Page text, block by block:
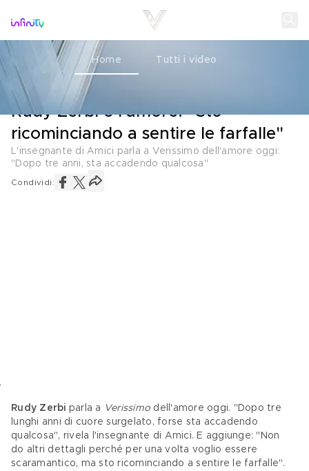
Home Tutti i video
L'INTERVISTA
Rudy Zerbi e l'amore: "Sto
ricominciando a sentire le farfalle"
L'insegnante di Amici parla a Verissimo dell'amore oggi:
"Dopo tre anni, sta accadendo qualcosa"
Condividi:
Rudy Zerbi parla a Verissimo dell'amore oggi. "Dopo tre
lunghi anni di cuore surgelato, forse sta accadendo
qualcosa", rivela l'insegnante di Amici. E aggiunge: "Non
do altri dettagli perché per una volta voglio essere
scaramantico, ma sto ricominciando a sentire le farfalle".